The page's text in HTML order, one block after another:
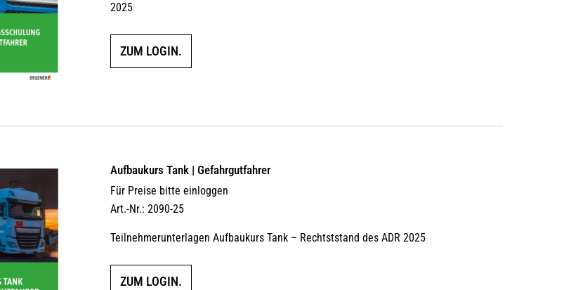
2025
ZUM LOGIN.
Aufbaukurs Tank | Gefahrgutfahrer
Für Preise bitte einloggen
Art.-Nr.: 2090-25
Teilnehmerunterlagen Aufbaukurs Tank – Rechtststand des ADR 2025
ZUM LOGIN.